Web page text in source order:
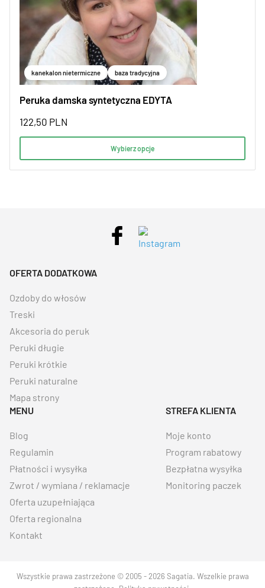
kanekalon nietermiczne baza tradycyjna
Peruka damska syntetyczna EDYTA
122,50 PLN
Wybierz opcje
OFERTA DODATKOWA
Ozdoby do włosów
Treski
Akcesoria do peruk
Peruki długie
Peruki krótkie
Peruki naturalne
Mapa strony
MENU
Blog
Regulamin
Płatności i wysyłka
Zwrot / wymiana / reklamacje
Oferta uzupełniająca
Oferta regionalna
Kontakt
STREFA KLIENTA
Moje konto
Program rabatowy
Bezpłatna wysyłka
Monitoring paczek
Wszystkie prawa zastrzeżone © 2005 - 2026 Sagatia. Wszelkie prawa